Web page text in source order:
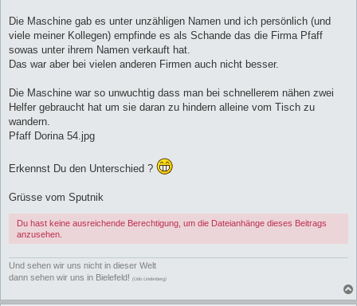
Die Maschine gab es unter unzähligen Namen und ich persönlich (und
viele meiner Kollegen) empfinde es als Schande das die Firma Pfaff
sowas unter ihrem Namen verkauft hat.
Das war aber bei vielen anderen Firmen auch nicht besser.
Die Maschine war so unwuchtig dass man bei schnellerem nähen zwei
Helfer gebraucht hat um sie daran zu hindern alleine vom Tisch zu
wandern.
Pfaff Dorina 54.jpg
Erkennst Du den Unterschied ?
Grüsse vom Sputnik
Du hast keine ausreichende Berechtigung, um die Dateianhänge dieses Beitrags
anzusehen.
Und sehen wir uns nicht in dieser Welt
dann sehen wir uns in Bielefeld!
(Udo Lindenberg)